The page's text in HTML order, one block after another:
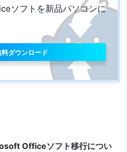
ソフトを新品パソコンに
料ダウンロード
Officeソフト移行につい